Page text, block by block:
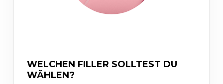
WELCHEN FILLER SOLLTEST DU
WÄHLEN?